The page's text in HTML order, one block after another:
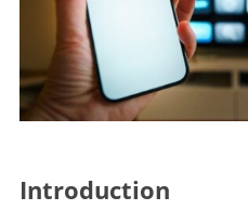
Introduction